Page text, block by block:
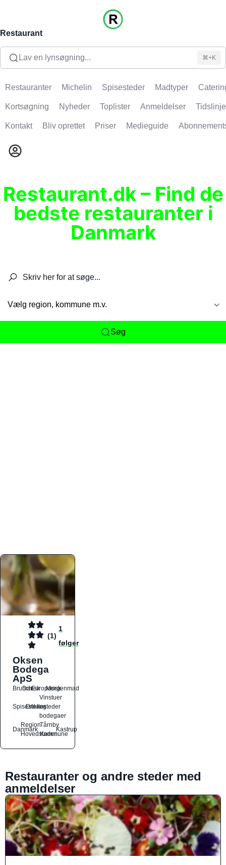
Restaurant
Lav en lynsøgning... ⌘+K
Restauranter Michelin Spisesteder Madtyper
Kortsøgning Nyheder Toplister Anmeldelser Tidslinje
Kontakt Bliv oprettet Priser Medieguide
Restaurant.dk – Find de
bedste restauranter i
Danmark
Vælg region, kommune m.v.
Søg
(1)
1
følger
Oksen
Bodega
ApS
Brunch
DanskEuropæiskMorgenmad
Spisesteder
Drikkesteder
Vinstuer
og
bodegaer
Danmark
Region
Hovedstaden
Tårnby
Kommune
Kastrup
Restauranter og andre steder med
anmeldelser